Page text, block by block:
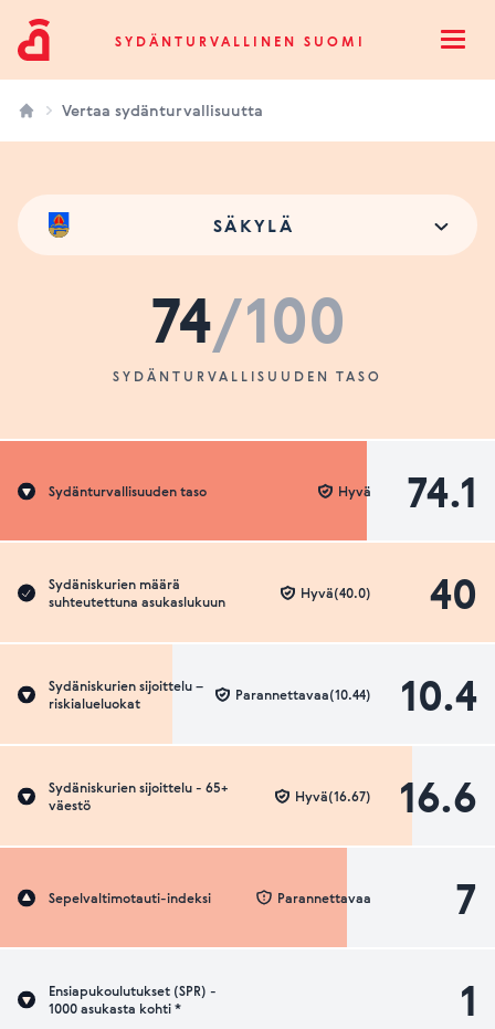
Sydänturvallinen SuomiSYDÄNTURVALLINEN SUOMI
Vertaa sydänturvallisuutta
SÄKYLÄ
74/100
SYDÄNTURVALLISUUDEN TASO
Sydänturvallisuuden taso 74.1
Hyvä
Sydäniskurien määrä
suhteutettuna asukaslukuun
40
Hyvä(40.0)
Sydäniskurien sijoittelu –
riskialueluokat
10.4
Parannettavaa(10.44)
Sydäniskurien sijoittelu - 65+
väestö
16.6
Hyvä(16.67)
Sepelvaltimotauti-indeksi 7
Parannettavaa
Ensiapukoulutukset (SPR) -
1000 asukasta kohti *
1